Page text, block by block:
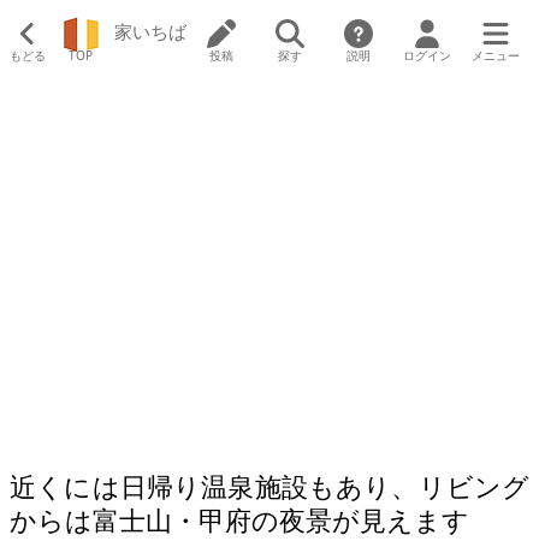
もどる TOP
家いちば
投稿 探す 説明 ログイン メニュー
近くには日帰り温泉施設もあり、リビング
からは富士山・甲府の夜景が見えます